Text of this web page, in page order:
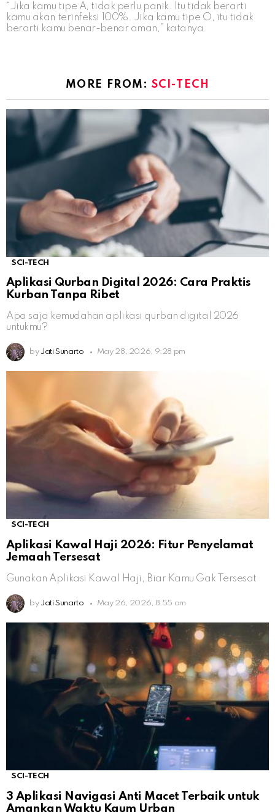
“Jika kamu tipe A, tidak perlu panik. Itu tidak berarti
kamu akan terinfeksi 100%. Jika kamu tipe O, itu tidak
berarti kamu benar-benar aman,” katanya.
MORE FROM: SCI-TECH
SCI-TECH
Aplikasi Qurban Digital 2026: Cara Praktis
Kurban Tanpa Ribet
Apa saja kemudahan aplikasi qurban digital 2026
untukmu?
by Jati Sunarto May 28, 2026, 9:28 pm
SCI-TECH
Aplikasi Kawal Haji 2026: Fitur Penyelamat
Jemaah Tersesat
Gunakan Aplikasi Kawal Haji, Biar Kamu Gak Tersesat
by Jati Sunarto May 26, 2026, 8:55 am
SCI-TECH
3 Aplikasi Navigasi Anti Macet Terbaik untuk
Amankan Waktu Kaum Urban